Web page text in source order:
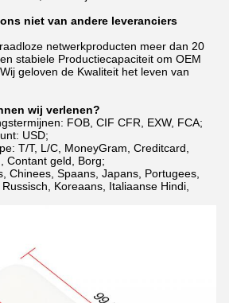
niet van andere leveranciers
netwerkproducten meer dan 20
stabiele Productiecapaciteit om OEM
geloven de Kwaliteit het leven van
wij verlenen?
FOB, CIF CFR, EXW, FCA;
USD;
T/T, L/C, MoneyGram, Creditcard,
Contant geld, Borg;
Chinees, Spaans, Japans, Portugees,
Koreaans, Italiaanse Hindi,